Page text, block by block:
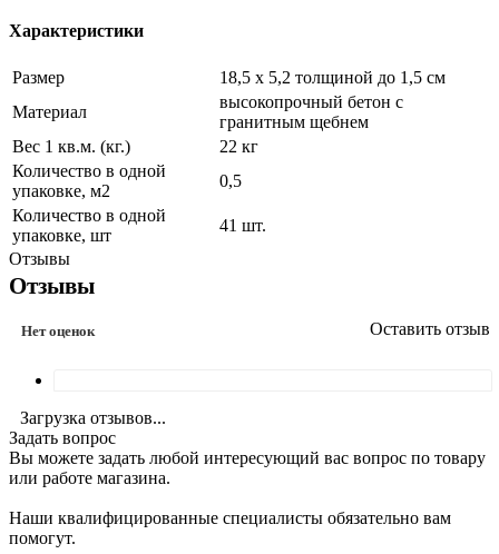
Характеристики
Размер
18,5 х 5,2 толщиной до 1,5 см
Материал
высокопрочный бетон с
гранитным щебнем
Вес 1 кв.м. (кг.)
22 кг
Количество в одной
упаковке, м2
0,5
Количество в одной
упаковке, шт
41 шт.
Отзывы
Отзывы
Нет оценок Оставить отзыв
Загрузка отзывов...
Задать вопрос
Вы можете задать любой интересующий вас вопрос по товару
или работе магазина.
Наши квалифицированные специалисты обязательно вам
помогут.